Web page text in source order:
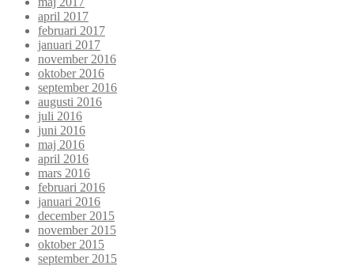
april 2017
februari 2017
januari 2017
november 2016
oktober 2016
september 2016
augusti 2016
juli 2016
juni 2016
maj 2016
april 2016
mars 2016
februari 2016
januari 2016
december 2015
november 2015
oktober 2015
september 2015